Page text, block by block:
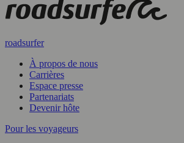
roadsurfer
À propos de nous
Carrières
Espace presse
Partenariats
Devenir hôte
Pour les voyageurs